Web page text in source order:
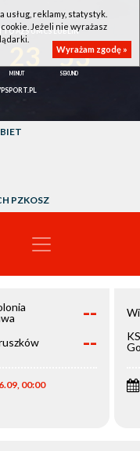
AZS UMCS LUBLIN
53
PZKOSZ
--
--
00:00
usług, reklamy, statystyk.
Jeżeli nie wyrażasz
Wyrażam zgodę »